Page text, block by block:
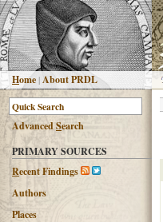
Home |About PRDL
AdvancedSearch
PRIMARY SOURCES
Recent Findings
Authors
Places